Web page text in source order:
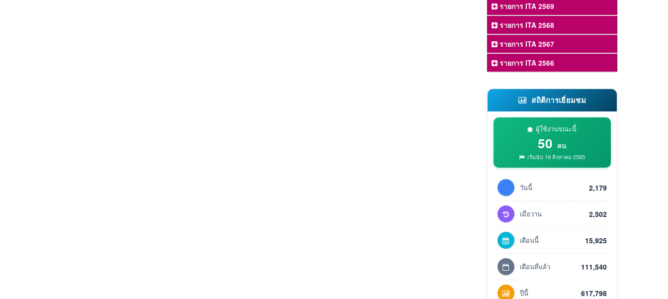
รายการ ITA 2569
รายการ ITA 2568
รายการ ITA 2567
รายการ ITA 2566
สถิติการเยี่ยมชม
ผู้ใช้งานขณะนี้
50 คน
เริ่มนับ 19 สิงหาคม 2565
วันนี้ 2,179
เมื่อวาน 2,502
เดือนนี้ 15,925
เดือนที่แล้ว 111,540
ปีนี้ 617,798